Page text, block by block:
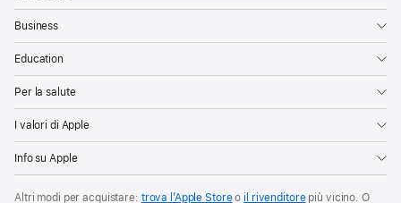
Business
Education
Per la salute
I valori di Apple
Info su Apple
Altri modi per acquistare: trova l’Apple Storeo il rivenditorepiù vicino. O